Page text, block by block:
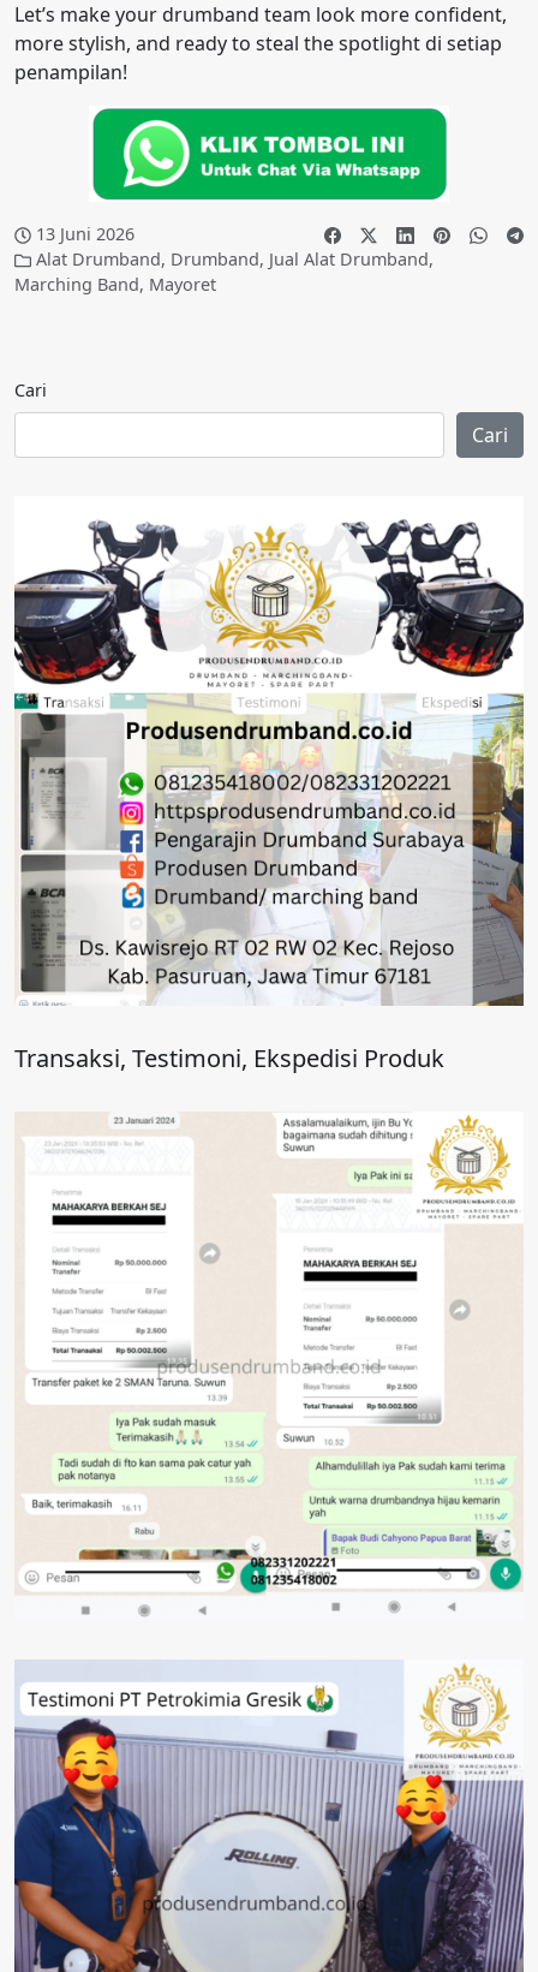
Let’s make your drumband team look more confident,
more stylish, and ready to steal the spotlight di setiap
penampilan!
13 Juni 2026
Alat Drumband, Drumband, Jual Alat Drumband,
Marching Band, Mayoret
Cari
Cari
Transaksi, Testimoni, Ekspedisi Produk